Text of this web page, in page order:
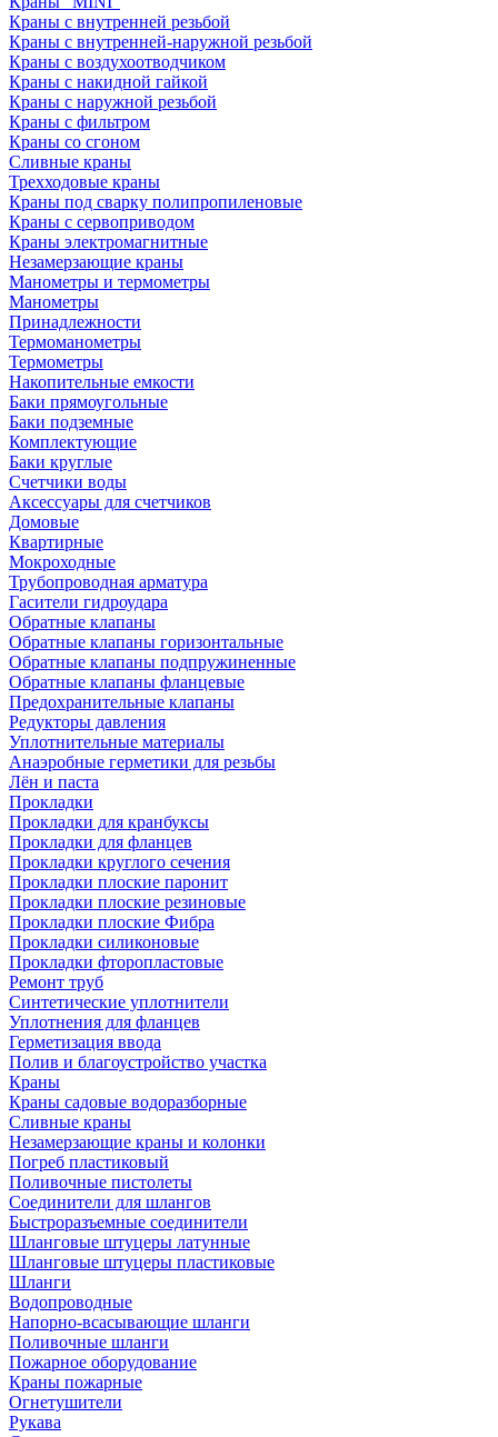
Краны с внутренней резьбой
Краны с внутренней-наружной резьбой
Краны с воздухоотводчиком
Краны с накидной гайкой
Краны с наружной резьбой
Краны с фильтром
Краны со сгоном
Сливные краны
Трехходовые краны
Краны под сварку полипропиленовые
Краны с сервоприводом
Краны электромагнитные
Незамерзающие краны
Манометры и термометры
Манометры
Принадлежности
Термоманометры
Термометры
Накопительные емкости
Баки прямоугольные
Баки подземные
Комплектующие
Баки круглые
Счетчики воды
Аксессуары для счетчиков
Домовые
Квартирные
Мокроходные
Трубопроводная арматура
Гасители гидроудара
Обратные клапаны
Обратные клапаны горизонтальные
Обратные клапаны подпружиненные
Обратные клапаны фланцевые
Предохранительные клапаны
Редукторы давления
Уплотнительные материалы
Анаэробные герметики для резьбы
Лён и паста
Прокладки
Прокладки для кранбуксы
Прокладки для фланцев
Прокладки круглого сечения
Прокладки плоские паронит
Прокладки плоские резиновые
Прокладки плоские Фибра
Прокладки силиконовые
Прокладки фторопластовые
Ремонт труб
Синтетические уплотнители
Уплотнения для фланцев
Герметизация ввода
Полив и благоустройство участка
Краны
Краны садовые водоразборные
Сливные краны
Незамерзающие краны и колонки
Погреб пластиковый
Поливочные пистолеты
Соединители для шлангов
Быстроразъемные соединители
Шланговые штуцеры латунные
Шланговые штуцеры пластиковые
Шланги
Водопроводные
Напорно-всасывающие шланги
Поливочные шланги
Пожарное оборудование
Краны пожарные
Огнетушители
Рукава